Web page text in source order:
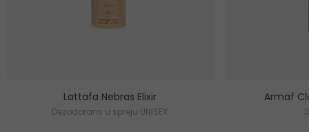
Lattafa Nebras Elixir
Dezodorans u spreju UNISEX
Armaf